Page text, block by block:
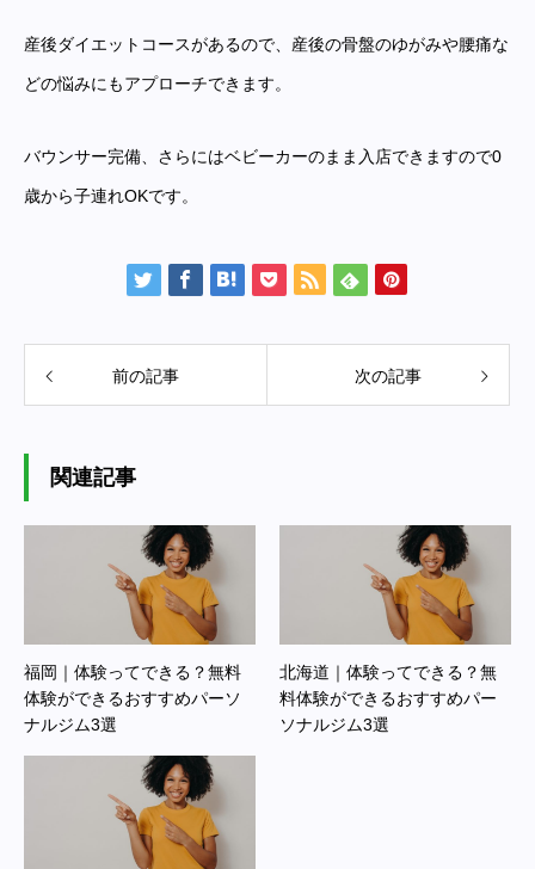
産後ダイエットコースがあるので、産後の骨盤のゆがみや腰痛な
どの悩みにもアプローチできます。
バウンサー完備、さらにはベビーカーのまま入店できますので0
歳から子連れOKです。
前の記事 次の記事
関連記事
福岡｜体験ってできる？無料
体験ができるおすすめパーソ
ナルジム3選
北海道｜体験ってできる？無
料体験ができるおすすめパー
ソナルジム3選